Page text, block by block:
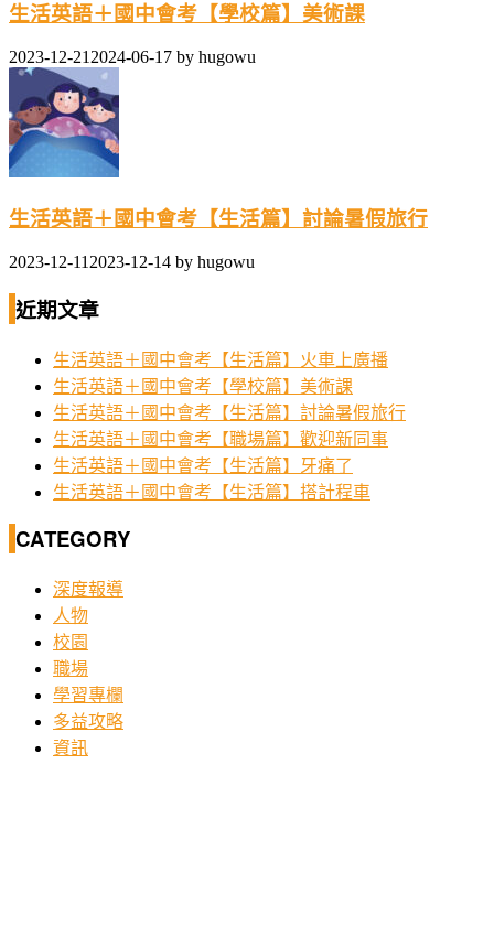
生活英語＋國中會考【學校篇】美術課
2023-12-21 2024-06-17 by hugowu
生活英語＋國中會考【生活篇】討論暑假旅行
2023-12-11 2023-12-14 by hugowu
近期文章
生活英語＋國中會考【生活篇】火車上廣播
生活英語＋國中會考【學校篇】美術課
生活英語＋國中會考【生活篇】討論暑假旅行
生活英語＋國中會考【職場篇】歡迎新同事
生活英語＋國中會考【生活篇】牙痛了
生活英語＋國中會考【生活篇】搭計程車
CATEGORY
深度報導
人物
校園
職場
學習專欄
多益攻略
資訊